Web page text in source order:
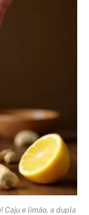
Caju e limão, a dupla